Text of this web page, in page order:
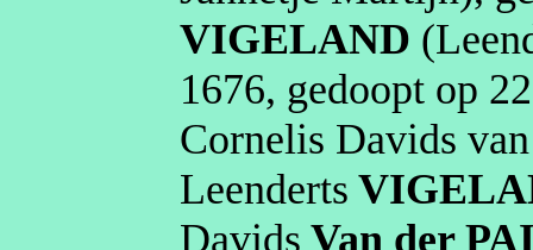
VIGELAND
1676, gedoopt op
Cornelis Davids
Leenderts
Davids Van der